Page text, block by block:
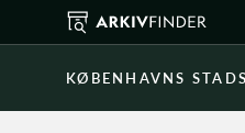
KØBENHAVNS